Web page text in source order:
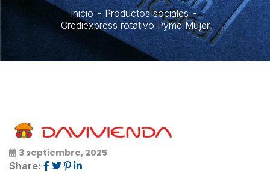
Inicio
Productos sociales
Crediexpress rotativo Pyme Mujer
3 septiembre, 2025
Share: